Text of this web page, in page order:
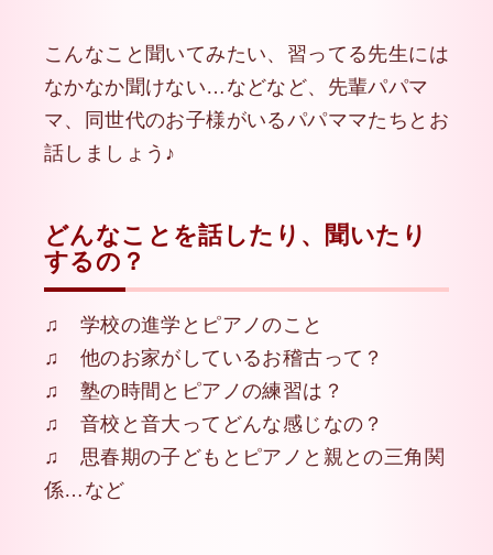
こんなこと聞いてみたい、習ってる先生には
なかなか聞けない…などなど、先輩パパマ
マ、同世代のお子様がいるパパママたちとお
話しましょう♪
どんなことを話したり、聞いたり
するの？
♫ 学校の進学とピアノのこと
♫ 他のお家がしているお稽古って？
♫ 塾の時間とピアノの練習は？
♫ 音校と音大ってどんな感じなの？
♫ 思春期の子どもとピアノと親との三角関
係…など